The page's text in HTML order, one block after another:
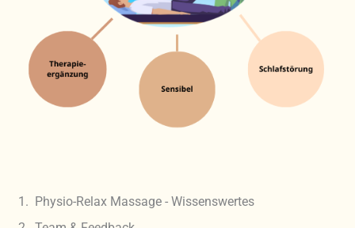
Physio-Relax Massage - Wissenswertes